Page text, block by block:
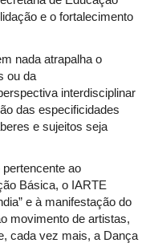
e o fortalecimento
nada atrapalha o
ou da
interdisciplinar
das especificidades
e sujeitos seja
ao
Básica, o IARTE
e à manifestação do
movimento de artistas,
cada vez mais, a Dança